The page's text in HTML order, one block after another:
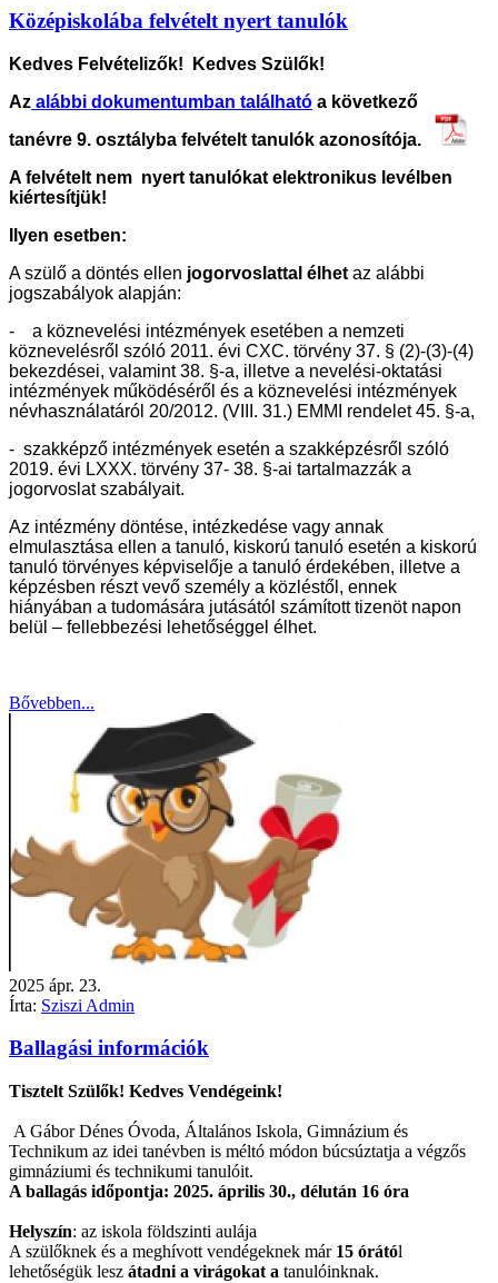
Középiskolába felvételt nyert tanulók
Kedves Felvételizők! Kedves Szülők!
Az alábbi dokumentumban található a következő
tanévre 9. osztályba felvételt tanulók azonosítója.
A felvételt nem nyert tanulókat elektronikus levélben
kiértesítjük!
Ilyen esetben:
A szülő a döntés ellen jogorvoslattal élhet az alábbi
jogszabályok alapján:
- a köznevelési intézmények esetében a nemzeti
köznevelésről szóló 2011. évi CXC. törvény 37. § (2)-(3)-(4)
bekezdései, valamint 38. §-a, illetve a nevelési-oktatási
intézmények működéséről és a köznevelési intézmények
névhasználatáról 20/2012. (VIII. 31.) EMMI rendelet 45. §-a,
- szakképző intézmények esetén a szakképzésről szóló
2019. évi LXXX. törvény 37- 38. §-ai tartalmazzák a
jogorvoslat szabályait.
Az intézmény döntése, intézkedése vagy annak
elmulasztása ellen a tanuló, kiskorú tanuló esetén a kiskorú
tanuló törvényes képviselője a tanuló érdekében, illetve a
képzésben részt vevő személy a közléstől, ennek
hiányában a tudomására jutásától számított tizenöt napon
belül – fellebbezési lehetőséggel élhet.
Bővebben...
2025 ápr. 23.
Írta: Sziszi Admin
Ballagási információk
Tisztelt Szülők! Kedves Vendégeink!
A Gábor Dénes Óvoda, Általános Iskola, Gimnázium és
Technikum az idei tanévben is méltó módon búcsúztatja a végzős
gimnáziumi és technikumi tanulóit.
A ballagás időpontja: 2025. április 30., délután 16 óra
Helyszín: az iskola földszinti aulája
A szülőknek és a meghívott vendégeknek már 15 órától
lehetőségük lesz átadni a virágokat a tanulóinknak.